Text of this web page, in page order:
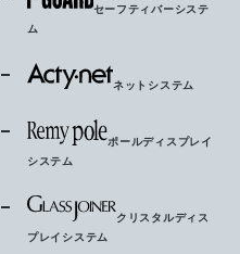
セーフティバーシステ
ム
ネットシステム
ポールディスプレイ
システム
クリスタルディス
プレイシステム